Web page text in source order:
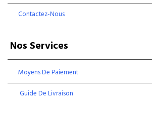
Contactez-Nous
Nos Services
Moyens De Paiement
Guide De Livraison